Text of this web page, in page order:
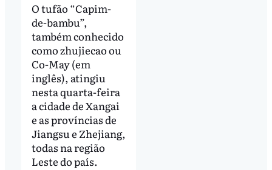
O tufão “Capim-
de-bambu”,
também conhecido
como zhujiecao ou
Co-May (em
inglês), atingiu
nesta quarta-feira
a cidade de Xangai
e as províncias de
Jiangsu e Zhejiang,
todas na região
Leste do país.